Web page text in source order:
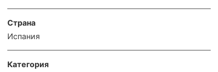
Страна
Испания
Категория